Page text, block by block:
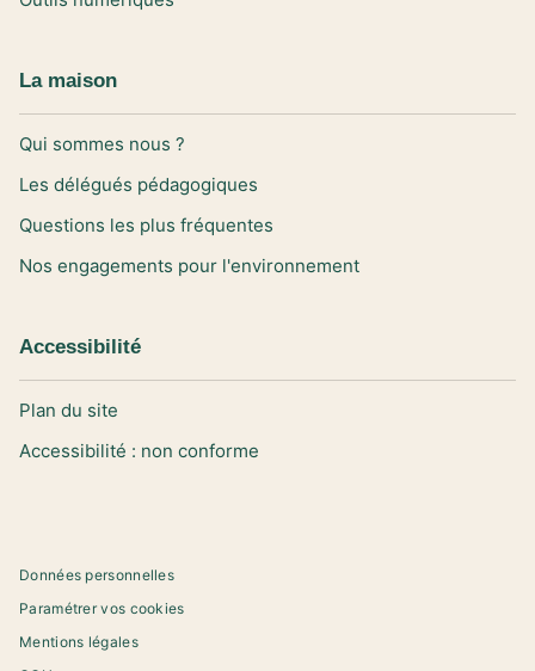
La maison
Qui sommes nous ?
Les délégués pédagogiques
Questions les plus fréquentes
Nos engagements pour l'environnement
Accessibilité
Plan du site
Accessibilité : non conforme
Données personnelles
Paramétrer vos cookies
Mentions légales